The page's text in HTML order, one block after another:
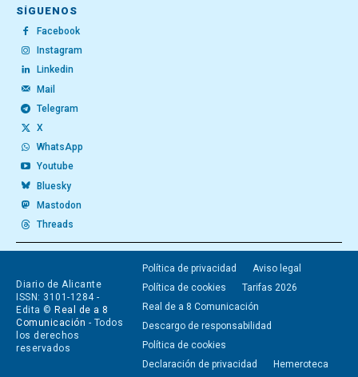
SÍGUENOS
Facebook
Instagram
Linkedin
Mail
Telegram
X
WhatsApp
Youtube
Bluesky
Mastodon
Threads
Diario de Alicante
ISSN: 3101-1284 -
Edita © Real de a 8
Comunicación - Todos
los derechos
reservados
Política de privacidad
Aviso legal
Política de cookies
Tarifas 2026
Real de a 8 Comunicación
Descargo de responsabilidad
Política de cookies
Declaración de privacidad
Hemeroteca